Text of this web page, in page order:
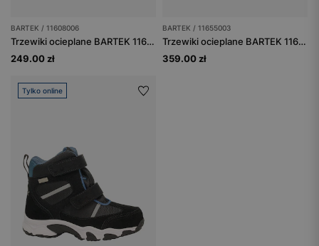
BARTEK / 11608006
Trzewiki ocieplane BARTEK 11608006, dla dziewcząt, czarny
249.00 zł
BARTEK / 11655003
Trzewiki ocieplane BARTEK 11655003, dla dziewcząt, szaro-różowy
359.00 zł
Tylko online